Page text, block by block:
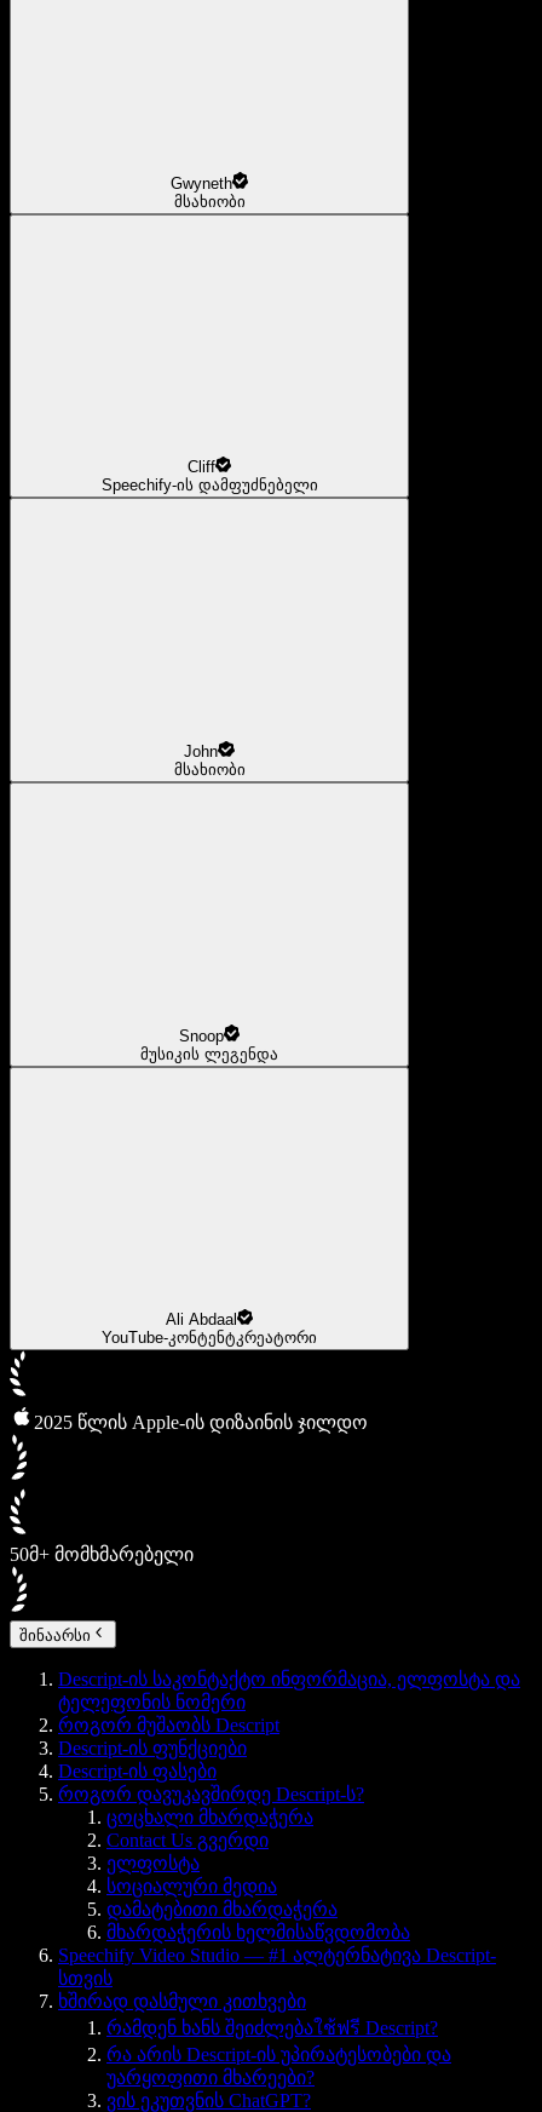
Gwyneth
მსახიობი
Cliff
Speechify-ის დამფუძნებელი
John
მსახიობი
Snoop
მუსიკის ლეგენდა
Ali Abdaal
YouTube-კონტენტკრეატორი
2025 წლის Apple-ის დიზაინის ჯილდო
50მ+ მომხმარებელი
შინაარსი
Descript-ის საკონტაქტო ინფორმაცია, ელფოსტა და
ტელეფონის ნომერი
როგორ მუშაობს Descript
Descript-ის ფუნქციები
Descript-ის ფასები
როგორ დავუკავშირდე Descript-ს?
ცოცხალი მხარდაჭერა
Contact Us გვერდი
ელფოსტა
სოციალური მედია
დამატებითი მხარდაჭერა
მხარდაჭერის ხელმისაწვდომობა
Speechify Video Studio — #1 ალტერნატივა Descript-
სთვის
ხშირად დასმული კითხვები
რამდენ ხანს შეიძლებაใช้ฟรี Descript?
რა არის Descript-ის უპირატესობები და
უარყოფითი მხარეები?
ვის ეკუთვნის ChatGPT?